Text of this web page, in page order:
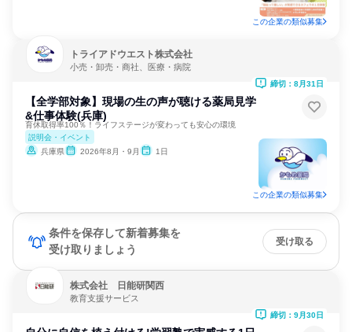
この企業の類似募集
トライアドウエスト株式会社
小売・卸売・商社、医療・病院
【全学部対象】現場の生の声が聴ける薬局見学
&仕事体験(兵庫)
育休取得率100％！ライフステージが変わっても安心の環境
説明会・イベント
兵庫県
2026年8月・9月 1日
締切：8月31日
この企業の類似募集
条件を保存して新着募集を
受け取りましょう
受け取る
株式会社 日能研関西
教育支援サービス
締切：9月30日